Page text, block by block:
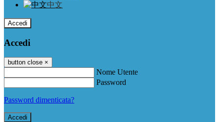
中文
Accedi
Accedi
button close ×
Nome Utente
Password
Password dimenticata?